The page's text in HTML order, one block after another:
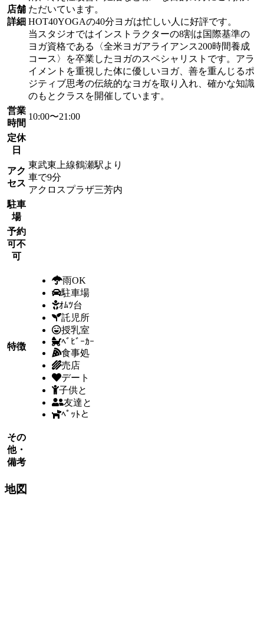
店舗
詳細
ただいています。
HOT40YOGAの40分ヨガは忙しい人に好評です。
当スタジオではインストラクターの8割は国際基準の
ヨガ資格である〈全米ヨガアライアンス200時間養成
コース〉を卒業したヨガのスペシャリストです。アラ
イメントを重視した体に優しいヨガ、善を重んじるポ
ジティブ思考の伝統的なヨガを取り入れ、確かな知識
のもとクラスを開催しています。
営業
時間
10:00〜21:00
定休
日
アク
セス
東武東上線鶴瀬駅より
車で9分
アクロスプラザ三芳内
駐車
場
予約
可不
可
特徴
雨OK
駐車場
ｵﾑﾂ台
託児所
授乳室
ﾍﾞﾋﾞｰｶｰ
食事処
売店
デート
子供と
友達と
ﾍﾟｯﾄと
その
他・
備考
地図